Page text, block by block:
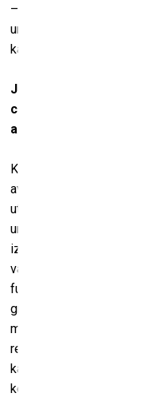
– viedokļi, balsis un
un nolasījuši visi
kad varēšu šādus
Jūs esat
ceļvedis savas
aprakstīt, par ko tā ir,
Kad biju jauns
aviosabiedrībām,
utt.), nonācu pie
un vienkāršākais
izstādes, ir izvēlēties
valodā bāzētus
funkciju. Un es
grāmata ir šādas
māksliniekiem un
reklāmā, grāmata
kas peld kaut kur
kosmosa zondē